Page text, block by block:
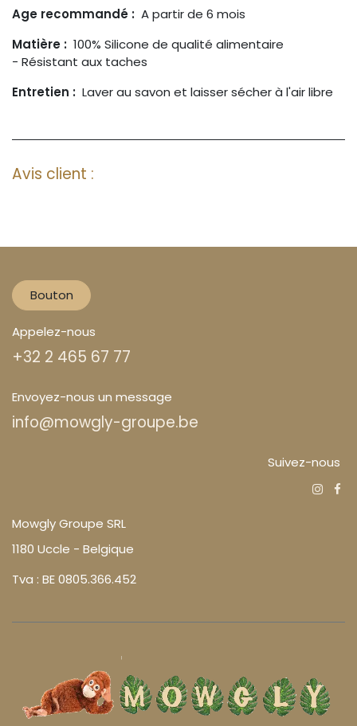
Age recommandé : A partir de 6 mois
Matière : 100% Silicone de qualité alimentaire
- Résistant aux taches
Entretien : Laver au savon et laisser sécher à l'air libre
Avis client :
Bouton
Appelez-nous
+32 2 465 67 77
Envoyez-nous un message
info@mowgly-groupe.be
Suivez-nous
Mowgly Groupe SRL
1180 Uccle - Belgique
Tva : BE 0805.366.452